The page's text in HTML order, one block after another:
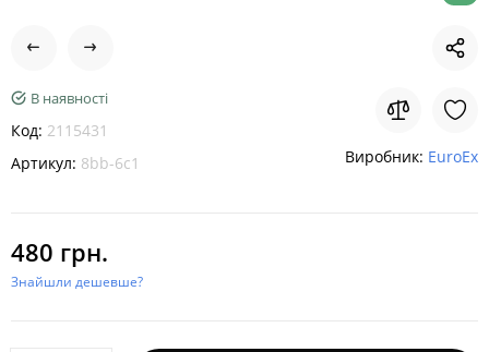
В наявності
Код: 2115431
Артикул: 8bb-6c1 Виробник: EuroEx
480 грн.
Знайшли дешевше?